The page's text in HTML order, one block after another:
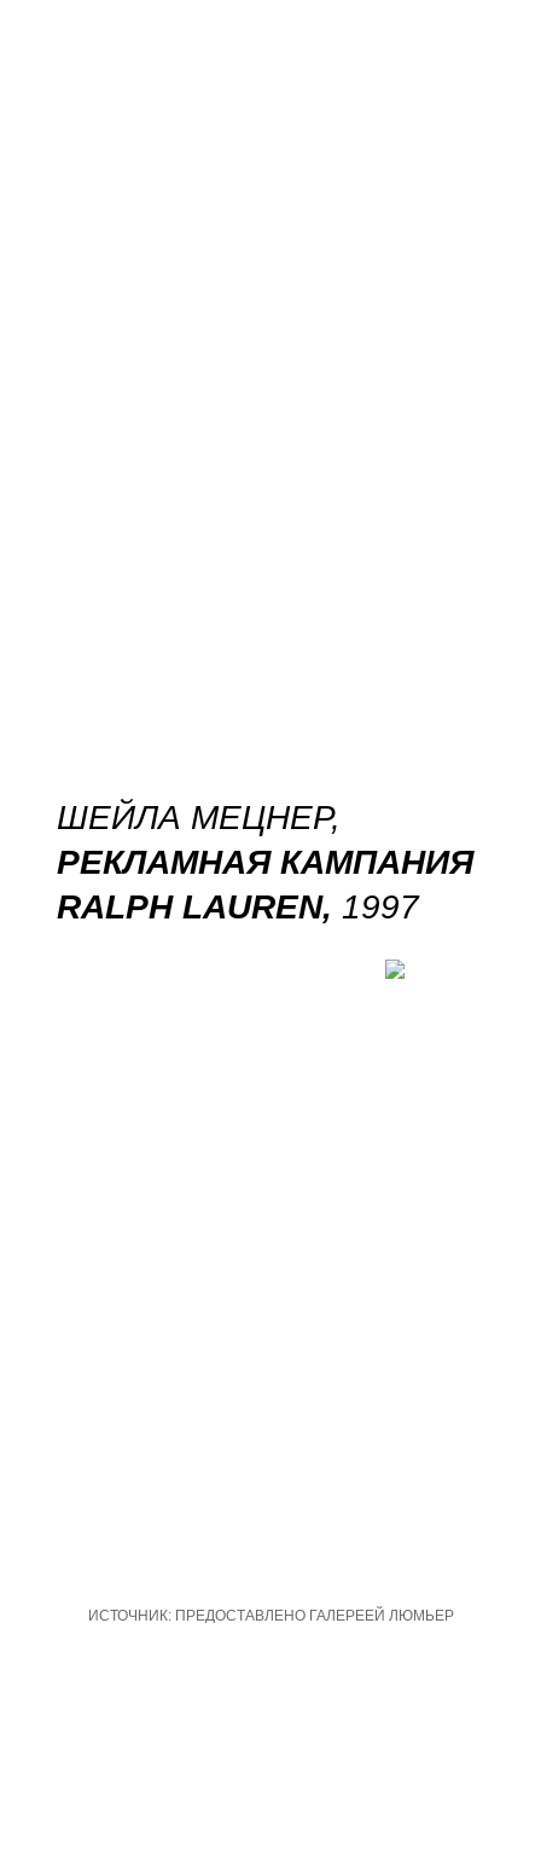
ШЕЙЛА МЕЦНЕР,
РЕКЛАМНАЯ КАМПАНИЯ
RALPH LAUREN, 1997
ИСТОЧНИК: ПРЕДОСТАВЛЕНО ГАЛЕРЕЕЙ ЛЮМЬЕР